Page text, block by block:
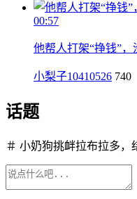
00:57
他帮人打架“挣钱”，
小梨子10410526 740
话题
＃ 小奶狗挑衅拉布拉多，